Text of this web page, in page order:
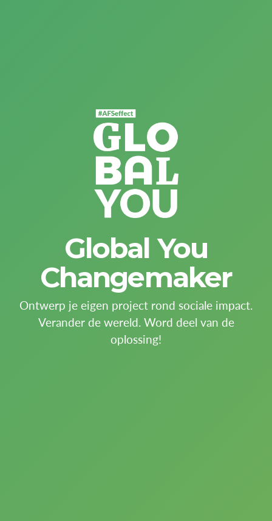
Global You
Changemaker
Ontwerp je eigen project rond sociale impact.
Verander de wereld. Word deel van de
oplossing!